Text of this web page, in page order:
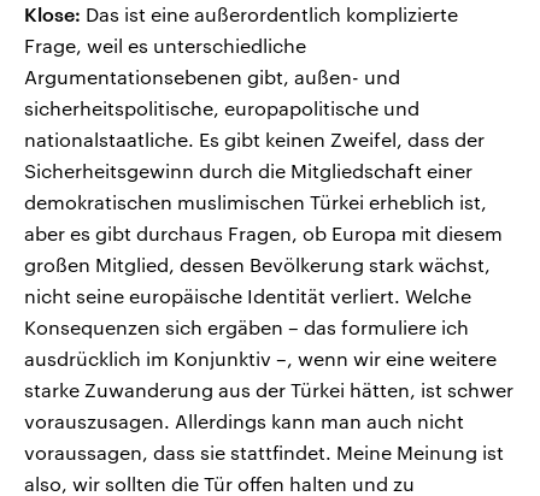
Klose: Das ist eine außerordentlich komplizierte
Frage, weil es unterschiedliche
Argumentationsebenen gibt, außen- und
sicherheitspolitische, europapolitische und
nationalstaatliche. Es gibt keinen Zweifel, dass der
Sicherheitsgewinn durch die Mitgliedschaft einer
demokratischen muslimischen Türkei erheblich ist,
aber es gibt durchaus Fragen, ob Europa mit diesem
großen Mitglied, dessen Bevölkerung stark wächst,
nicht seine europäische Identität verliert. Welche
Konsequenzen sich ergäben – das formuliere ich
ausdrücklich im Konjunktiv –, wenn wir eine weitere
starke Zuwanderung aus der Türkei hätten, ist schwer
vorauszusagen. Allerdings kann man auch nicht
voraussagen, dass sie stattfindet. Meine Meinung ist
also, wir sollten die Tür offen halten und zu